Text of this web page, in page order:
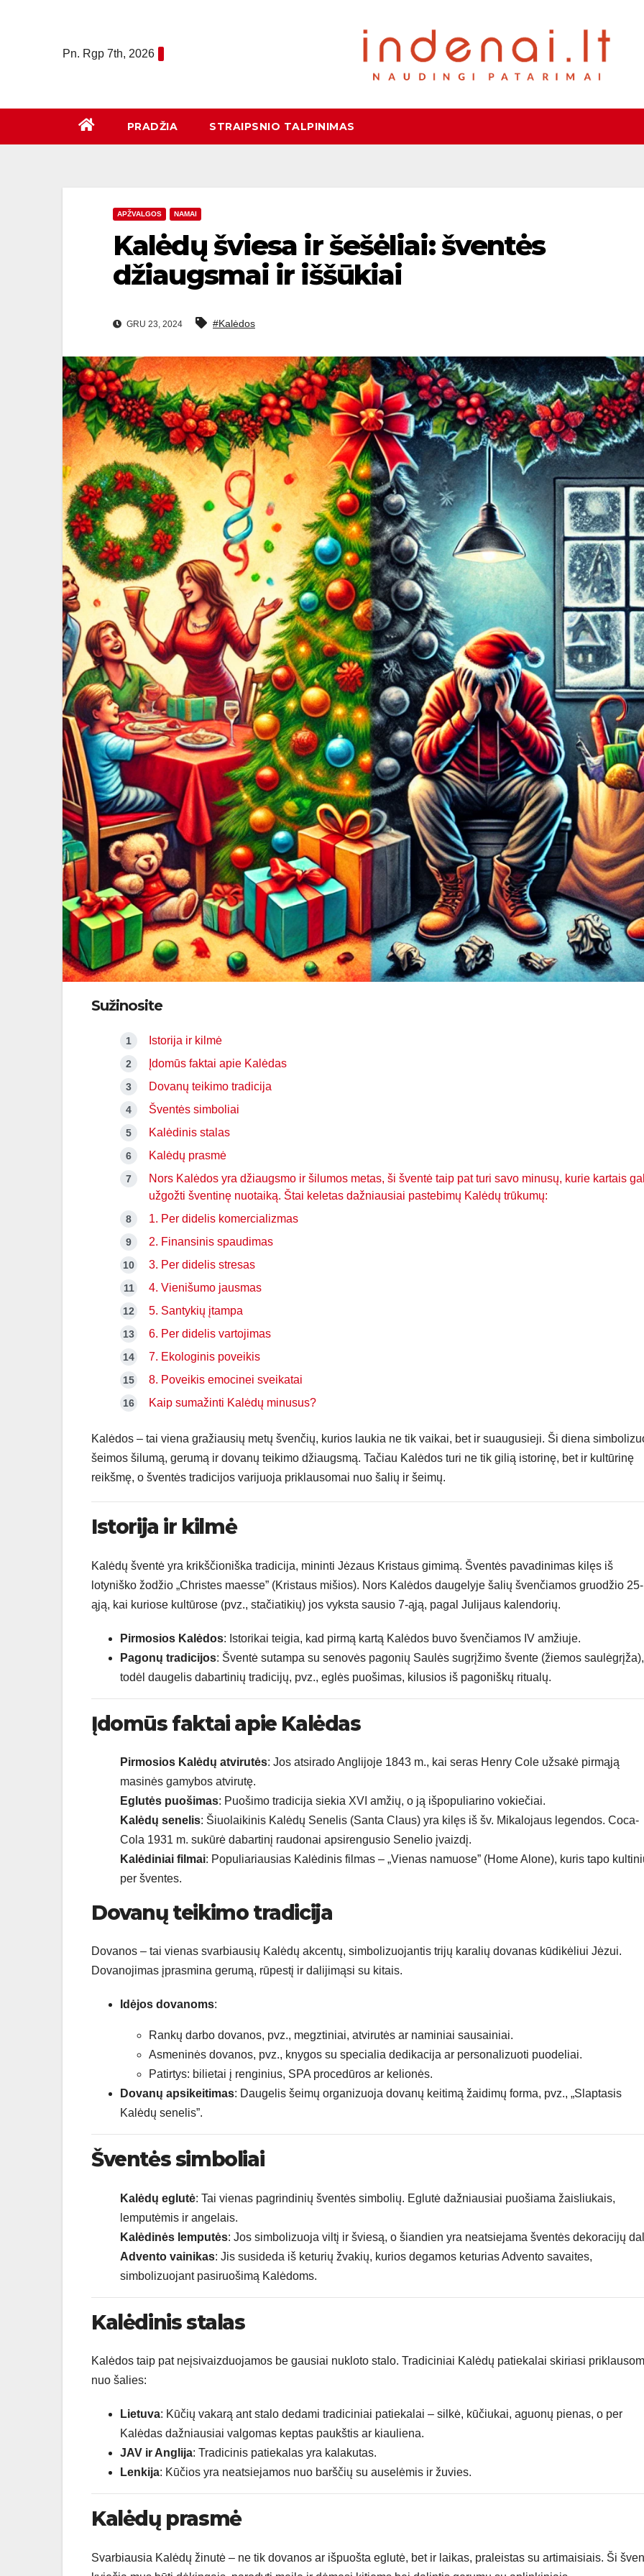
Pn. Rgp 7th, 2026
PRADŽIA STRAIPSNIO TALPINIMAS
APŽVALGOS NAMAI
Kalėdų šviesa ir šešėliai: šventės
džiaugsmai ir iššūkiai
GRU 23, 2024 #Kalėdos
Sužinosite
Istorija ir kilmė
Įdomūs faktai apie Kalėdas
Dovanų teikimo tradicija
Šventės simboliai
Kalėdinis stalas
Kalėdų prasmė
Nors Kalėdos yra džiaugsmo ir šilumos metas, ši šventė taip pat turi savo minusų, kurie kartais
užgožti šventinę nuotaiką. Štai keletas dažniausiai pastebimų Kalėdų trūkumų:
1. Per didelis komercializmas
2. Finansinis spaudimas
3. Per didelis stresas
4. Vienišumo jausmas
5. Santykių įtampa
6. Per didelis vartojimas
7. Ekologinis poveikis
8. Poveikis emocinei sveikatai
Kaip sumažinti Kalėdų minusus?
Kalėdos – tai viena gražiausių metų švenčių, kurios laukia ne tik vaikai, bet ir suaugusieji. Ši diena
šeimos šilumą, gerumą ir dovanų teikimo džiaugsmą. Tačiau Kalėdos turi ne tik gilią istorinę, bet ir kultūrinę
reikšmę, o šventės tradicijos varijuoja priklausomai nuo šalių ir šeimų.
Istorija ir kilmė
Kalėdų šventė yra krikščioniška tradicija, mininti Jėzaus Kristaus gimimą. Šventės pavadinimas kilęs iš
lotyniško žodžio „Christes maesse” (Kristaus mišios). Nors Kalėdos daugelyje šalių švenčiamos gruodžio 25-
ąją, kai kuriose kultūrose (pvz., stačiatikių) jos vyksta sausio 7-ąją, pagal Julijaus kalendorių.
Pirmosios Kalėdos: Istorikai teigia, kad pirmą kartą Kalėdos buvo švenčiamos IV amžiuje.
Pagonų tradicijos: Šventė sutampa su senovės pagonių Saulės sugrįžimo švente (žiemos saulėgrįža),
todėl daugelis dabartinių tradicijų, pvz., eglės puošimas, kilusios iš pagoniškų ritualų.
Įdomūs faktai apie Kalėdas
Pirmosios Kalėdų atvirutės: Jos atsirado Anglijoje 1843 m., kai seras Henry Cole užsakė pirmąją
masinės gamybos atvirutę.
Eglutės puošimas: Puošimo tradicija siekia XVI amžių, o ją išpopuliarino vokiečiai.
Kalėdų senelis: Šiuolaikinis Kalėdų Senelis (Santa Claus) yra kilęs iš šv. Mikalojaus legendos. Coca-
Cola 1931 m. sukūrė dabartinį raudonai apsirengusio Senelio įvaizdį.
Kalėdiniai filmai: Populiariausias Kalėdinis filmas – „Vienas namuose” (Home Alone), kuris tapo
per šventes.
Dovanų teikimo tradicija
Dovanos – tai vienas svarbiausių Kalėdų akcentų, simbolizuojantis trijų karalių dovanas kūdikėliui Jėzui.
Dovanojimas įprasmina gerumą, rūpestį ir dalijimąsi su kitais.
Idėjos dovanoms:
Rankų darbo dovanos, pvz., megztiniai, atvirutės ar naminiai sausainiai.
Asmeninės dovanos, pvz., knygos su specialia dedikacija ar personalizuoti puodeliai.
Patirtys: bilietai į renginius, SPA procedūros ar kelionės.
Dovanų apsikeitimas: Daugelis šeimų organizuoja dovanų keitimą žaidimų forma, pvz., „Slaptasis
Kalėdų senelis”.
Šventės simboliai
Kalėdų eglutė: Tai vienas pagrindinių šventės simbolių. Eglutė dažniausiai puošiama žaisliukais,
lemputėmis ir angelais.
Kalėdinės lemputės: Jos simbolizuoja viltį ir šviesą, o šiandien yra neatsiejama šventės dekoracijų
Advento vainikas: Jis susideda iš keturių žvakių, kurios degamos keturias Advento savaites,
simbolizuojant pasiruošimą Kalėdoms.
Kalėdinis stalas
Kalėdos taip pat neįsivaizduojamos be gausiai nukloto stalo. Tradiciniai Kalėdų patiekalai skiriasi
nuo šalies:
Lietuva: Kūčių vakarą ant stalo dedami tradiciniai patiekalai – silkė, kūčiukai, aguonų pienas, o per
Kalėdas dažniausiai valgomas keptas paukštis ar kiauliena.
JAV ir Anglija: Tradicinis patiekalas yra kalakutas.
Lenkija: Kūčios yra neatsiejamos nuo barščių su auselėmis ir žuvies.
Kalėdų prasmė
Svarbiausia Kalėdų žinutė – ne tik dovanos ar išpuošta eglutė, bet ir laikas, praleistas su artimaisiais. Ši